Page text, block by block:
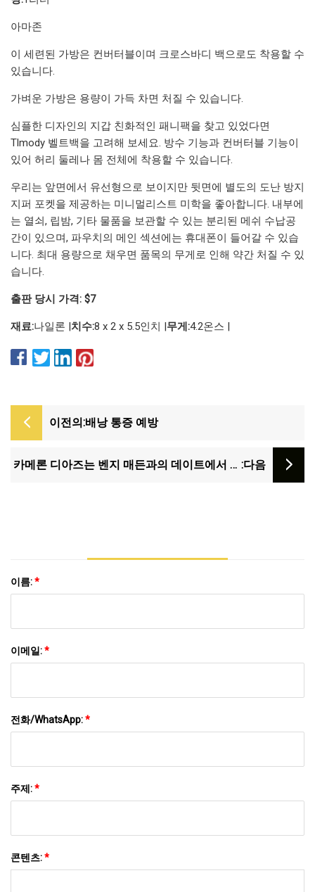
아마존
이 세련된 가방은 컨버터블이며 크로스바디 백으로도 착용할 수
있습니다.
가벼운 가방은 용량이 가득 차면 처질 수 있습니다.
심플한 디자인의 지갑 친화적인 패니팩을 찾고 있었다면
Tlmody 벨트백을 고려해 보세요. 방수 기능과 컨버터블 기능이
있어 허리 둘레나 몸 전체에 착용할 수 있습니다.
우리는 앞면에서 유선형으로 보이지만 뒷면에 별도의 도난 방지
지퍼 포켓을 제공하는 미니멀리스트 미학을 좋아합니다. 내부에
는 열쇠, 립밤, 기타 물품을 보관할 수 있는 분리된 메쉬 수납공
간이 있으며, 파우치의 메인 섹션에는 휴대폰이 들어갈 수 있습
니다. 최대 용량으로 채우면 품목의 무게로 인해 약간 처질 수 있
습니다.
출판 당시 가격: $7
재료:나일론 |치수:8 x 2 x 5.5인치 |무게:4.2온스 |
이전의:배낭 통증 예방
카메론 디아즈는 벤지 매든과의 데이트에서 밀 :다음
이름:*
이메일:*
전화/WhatsApp:*
주제:*
콘텐츠:*